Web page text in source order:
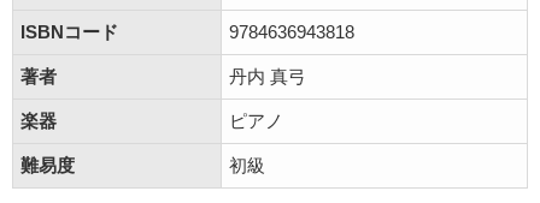
ISBNコード 9784636943818
著者 丹内 真弓
楽器 ピアノ
難易度 初級